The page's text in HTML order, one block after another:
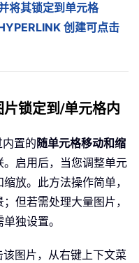
将其锁定到单元格
创建可点击
锁定到/单元格内
置的 随单元格移动和缩
启用后，当您调整单元
放。此方法操作简单，
但若需处理大量图片，
独设置。
图片，从右键上下文菜